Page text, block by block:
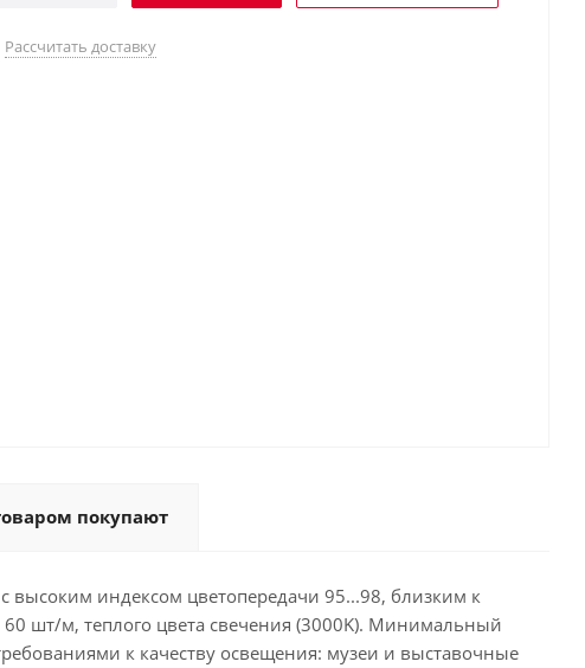
Рассчитать доставку
покупают
индексом цветопередачи 95...98, близким к
шт/м, теплого цвета свечения (3000K). Минимальный
к качеству освещения: музеи и выставочные